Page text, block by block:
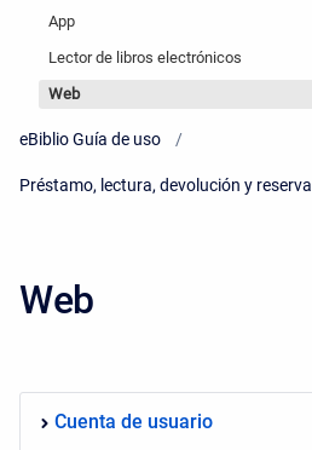
App
Lector de libros electrónicos
Web
eBiblio Guía de uso
Préstamo, lectura, devolución y reserva
Web
Cuenta de usuario